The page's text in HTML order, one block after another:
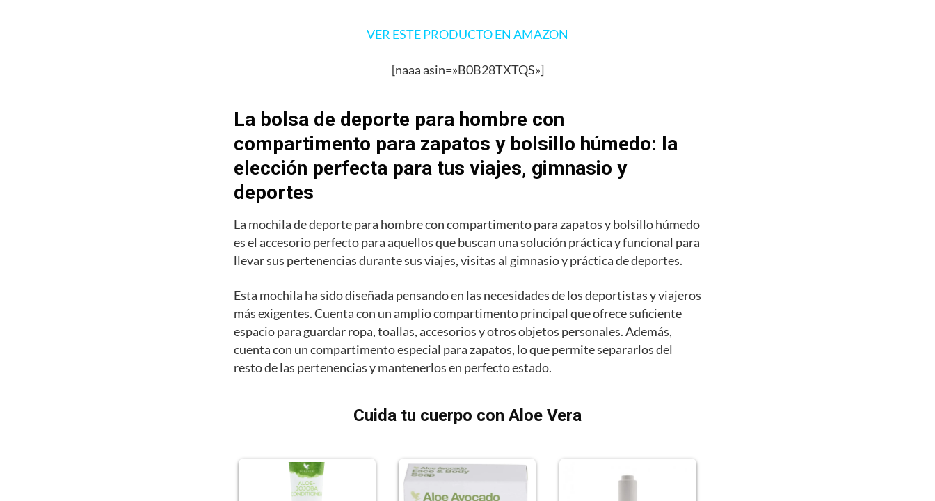
VER ESTE PRODUCTO EN AMAZON
[naaa asin=»B0B28TXTQS»]
La bolsa de deporte para hombre con
compartimento para zapatos y bolsillo húmedo: la
elección perfecta para tus viajes, gimnasio y
deportes
La mochila de deporte para hombre con compartimento para zapatos y bolsillo húmedo
es el accesorio perfecto para aquellos que buscan una solución práctica y funcional para
llevar sus pertenencias durante sus viajes, visitas al gimnasio y práctica de deportes.
Esta mochila ha sido diseñada pensando en las necesidades de los deportistas y viajeros
más exigentes. Cuenta con un amplio compartimento principal que ofrece suficiente
espacio para guardar ropa, toallas, accesorios y otros objetos personales. Además,
cuenta con un compartimento especial para zapatos, lo que permite separarlos del
resto de las pertenencias y mantenerlos en perfecto estado.
Cuida tu cuerpo con Aloe Vera